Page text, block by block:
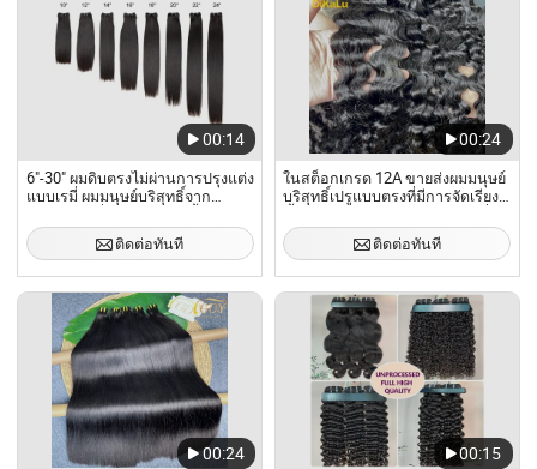
00:14
6"-30" ผมดิบตรงไม่ผ่านการปรุงแต่ง
แบบเรมี่ ผมมนุษย์บริสุทธิ์จาก
จากบราซิล คุณภาพสูงสุด
ติดต่อทันที
00:24
ในสต็อกเกรด 12A ขายส่งผมมนุษย์
บริสุทธิ์เปรูแบบตรงที่มีการจัดเรียง
พม่าแบบมัด
ติดต่อทันที
00:24 00:15